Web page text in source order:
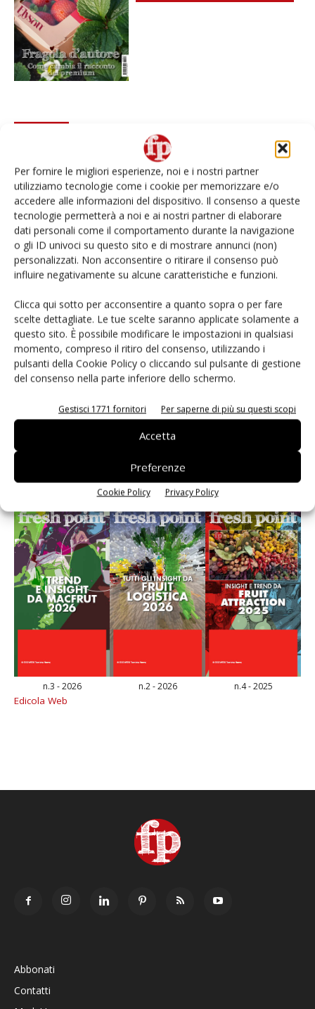
Per fornire le migliori esperienze, noi e i nostri partner
utilizziamo tecnologie come i cookie per memorizzare e/o
accedere alle informazioni del dispositivo. Il consenso a queste
tecnologie permetterà a noi e ai nostri partner di elaborare
dati personali come il comportamento durante la navigazione
o gli ID univoci su questo sito e di mostrare annunci (non)
personalizzati. Non acconsentire o ritirare il consenso può
influire negativamente su alcune caratteristiche e funzioni.
Clicca qui sotto per acconsentire a quanto sopra o per fare
scelte dettagliate. Le tue scelte saranno applicate solamente a
questo sito. È possibile modificare le impostazioni in qualsiasi
momento, compreso il ritiro del consenso, utilizzando i
pulsanti della Cookie Policy o cliccando sul pulsante di gestione
del consenso nella parte inferiore dello schermo.
Gestisci 1771 fornitori Per saperne di più su questi scopi
Accetta
Preferenze
Cookie Policy Privacy Policy
Spazio Conad: continua la conversione dei punti di
vendita
Non è una susina: è Metis… e può rivoluzionare la
categoria
L’ortofrutta di Extra Supermercati tra localismo e
Ai #Repartofresh
Andamento prezzi ortofrutta in Italia al 27 luglio
2026
Leonardo Odorizzi: “Dobbiamo creare stupore nel
punto di vendita” #vocidellortofrutta
n.3 - 2026 n.2 - 2026 n.4 - 2025
Edicola Web
Abbonati
Contatti